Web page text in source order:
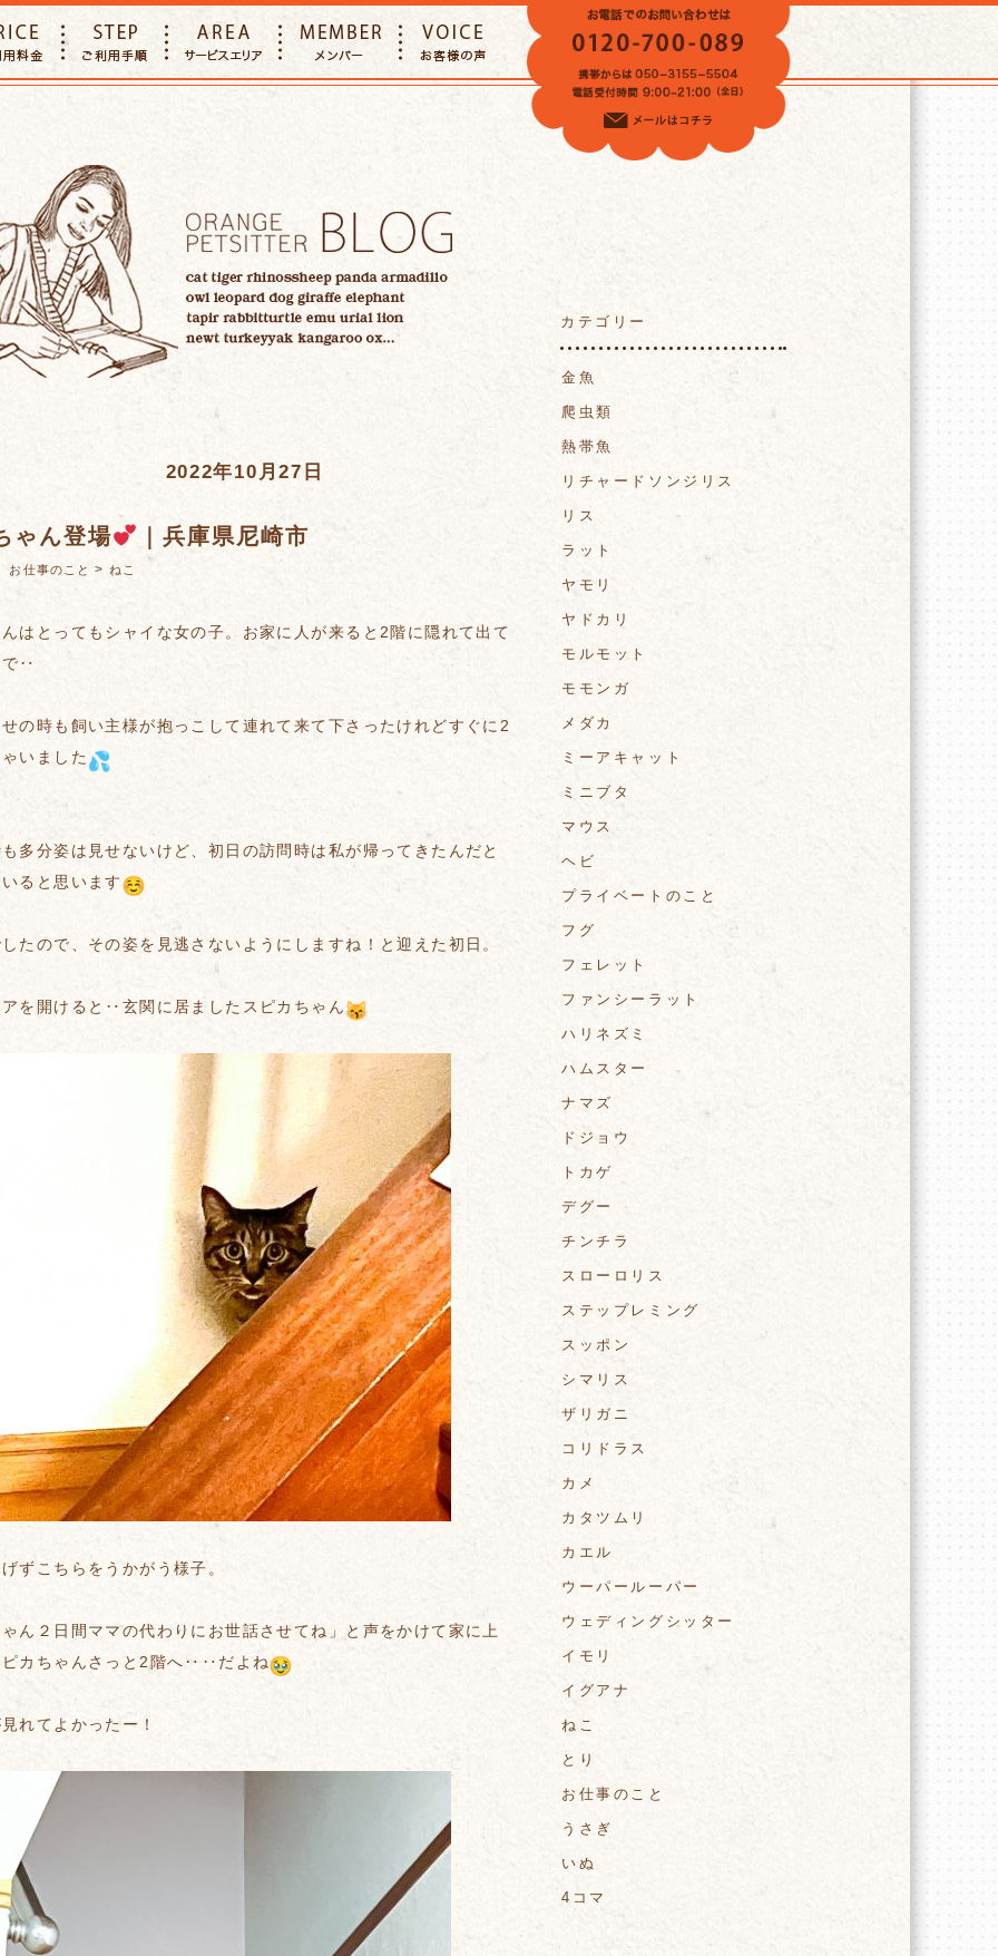
VOICE
2022年10月27日
ゃん登場 ｜兵庫県尼崎市
お仕事のこと > ねこ
はとってもシャイな女の子。お家に人が来ると2階に隠れて出て
で‥
の時も飼い主様が抱っこして連れて来て下さったけれどすぐに2
いました
多分姿は見せないけど、初日の訪問時は私が帰ってきたんだと
ると思います
たので、その姿を見逃さないようにしますね！と迎えた初日。
を開けると‥玄関に居ましたスピカちゃん
ずこちらをうかがう様子。
ん２日間ママの代わりにお世話させてね」と声をかけて家に上
ピカちゃんさっと2階へ‥‥だよね
れてよかったー！
カテゴリー
金魚
爬虫類
熱帯魚
リチャードソンジリス
リス
ラット
ヤモリ
ヤドカリ
モルモット
モモンガ
メダカ
ミーアキャット
ミニブタ
マウス
ヘビ
プライベートのこと
フグ
フェレット
ファンシーラット
ハリネズミ
ハムスター
ナマズ
ドジョウ
トカゲ
デグー
チンチラ
スローロリス
ステップレミング
スッポン
シマリス
ザリガニ
コリドラス
カメ
カタツムリ
カエル
ウーパールーパー
ウェディングシッター
イモリ
イグアナ
ねこ
とり
お仕事のこと
うさぎ
いぬ
4コマ